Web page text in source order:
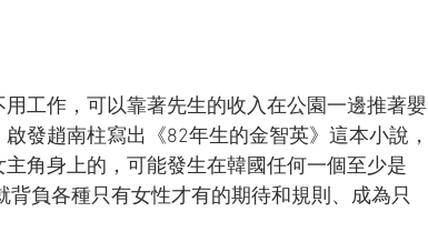
工作，可以靠著先生的收入在公園一邊推著嬰
發趙南柱寫出《82年生的金智英》這本小說，
角身上的，可能發生在韓國任何一個至少是
負各種只有女性才有的期待和規則、成為只